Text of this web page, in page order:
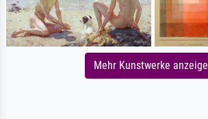
Mehr Kunstwerke